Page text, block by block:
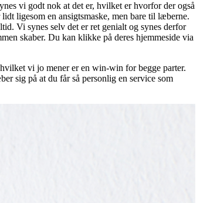
vi godt nok at det er, hvilket er hvorfor der også
ligesom en ansigtsmaske, men bare til læberne.
Vi synes selv det er ret genialt og synes derfor
skaber. Du kan klikke på deres hjemmeside via
vi jo mener er en win-win for begge parter.
sig på at du får så personlig en service som